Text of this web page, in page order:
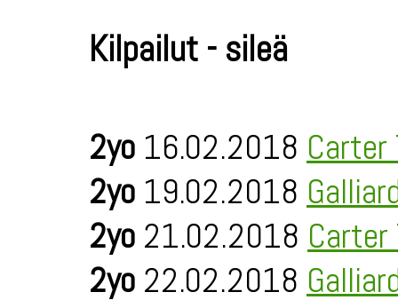
Kilpailut - sileä
2yo 16.02.2018 Carter
2yo 19.02.2018
2yo 21.02.2018 Carter
2yo 22.02.2018